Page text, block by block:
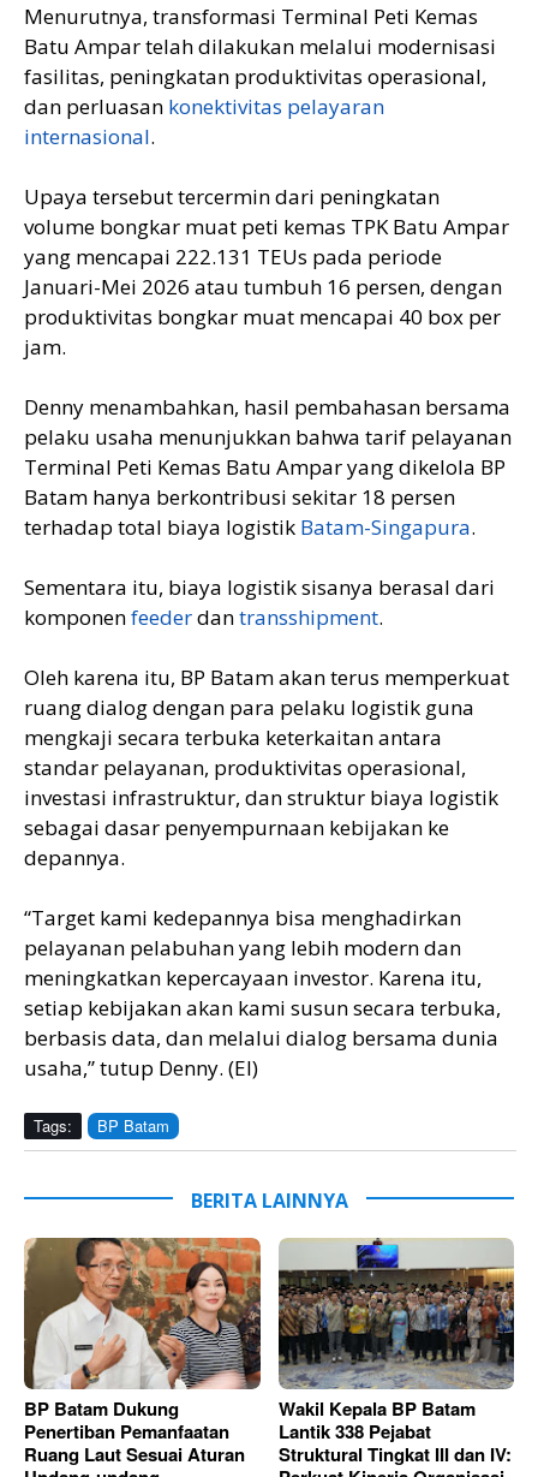
Menurutnya, transformasi Terminal Peti Kemas
Batu Ampar telah dilakukan melalui modernisasi
fasilitas, peningkatan produktivitas operasional,
dan perluasan konektivitas pelayaran
internasional.
Upaya tersebut tercermin dari peningkatan
volume bongkar muat peti kemas TPK Batu Ampar
yang mencapai 222.131 TEUs pada periode
Januari-Mei 2026 atau tumbuh 16 persen, dengan
produktivitas bongkar muat mencapai 40 box per
jam.
Denny menambahkan, hasil pembahasan bersama
pelaku usaha menunjukkan bahwa tarif pelayanan
Terminal Peti Kemas Batu Ampar yang dikelola BP
Batam hanya berkontribusi sekitar 18 persen
terhadap total biaya logistik Batam-Singapura.
Sementara itu, biaya logistik sisanya berasal dari
komponenfeederdantransshipment.
Oleh karena itu, BP Batam akan terus memperkuat
ruang dialog dengan para pelaku logistik guna
mengkaji secara terbuka keterkaitan antara
standar pelayanan, produktivitas operasional,
investasi infrastruktur, dan struktur biaya logistik
sebagai dasar penyempurnaan kebijakan ke
depannya.
“Target kami kedepannya bisa menghadirkan
pelayanan pelabuhan yang lebih modern dan
meningkatkan kepercayaan investor. Karena itu,
setiap kebijakan akan kami susun secara terbuka,
berbasis data, dan melalui dialog bersama dunia
usaha,” tutup Denny. (EI)
Tags: BP Batam
BERITA LAINNYA
BP Batam Dukung
Penertiban Pemanfaatan
Ruang Laut Sesuai Aturan
Wakil Kepala BP Batam
Lantik 338 Pejabat
Struktural Tingkat III dan IV: